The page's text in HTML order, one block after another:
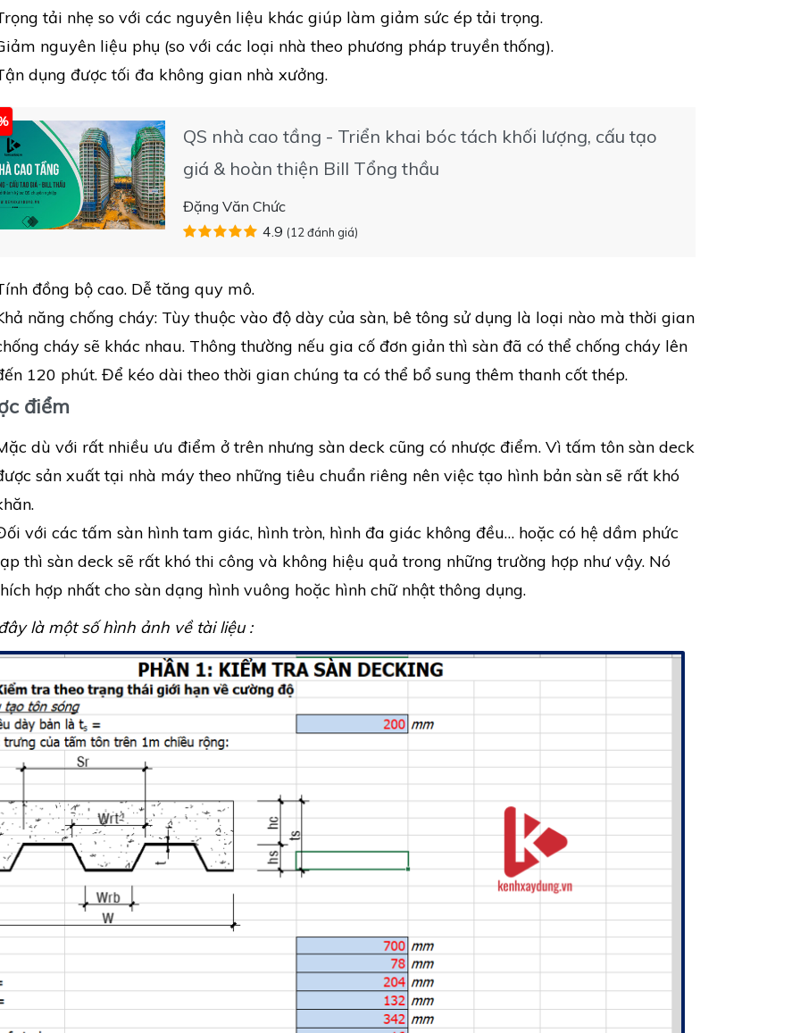
tải nhẹ so với các nguyên liệu khác giúp làm giảm sức ép tải trọng.
nguyên liệu phụ (so với các loại nhà theo phương pháp truyền thống).
dụng được tối đa không gian nhà xưởng.
QS nhà cao tầng - Triển khai bóc tách khối lượng, cấu tạo
giá & hoàn thiện Bill Tổng thầu
Đặng Văn Chức
4.9 (12 đánh giá)
đồng bộ cao. Dễ tăng quy mô.
năng chống cháy: Tùy thuộc vào độ dày của sàn, bê tông sử dụng là loại nào mà thời gian
cháy sẽ khác nhau. Thông thường nếu gia cố đơn giản thì sàn đã có thể chống cháy lên
120 phút. Để kéo dài theo thời gian chúng ta có thể bổ sung thêm thanh cốt thép.
điểm
dù với rất nhiều ưu điểm ở trên nhưng sàn deck cũng có nhược điểm. Vì tấm tôn sàn deck
sản xuất tại nhà máy theo những tiêu chuẩn riêng nên việc tạo hình bản sàn sẽ rất khó
với các tấm sàn hình tam giác, hình tròn, hình đa giác không đều… hoặc có hệ dầm phức
thì sàn deck sẽ rất khó thi công và không hiệu quả trong những trường hợp như vậy. Nó
hợp nhất cho sàn dạng hình vuông hoặc hình chữ nhật thông dụng.
là một số hình ảnh về tài liệu :